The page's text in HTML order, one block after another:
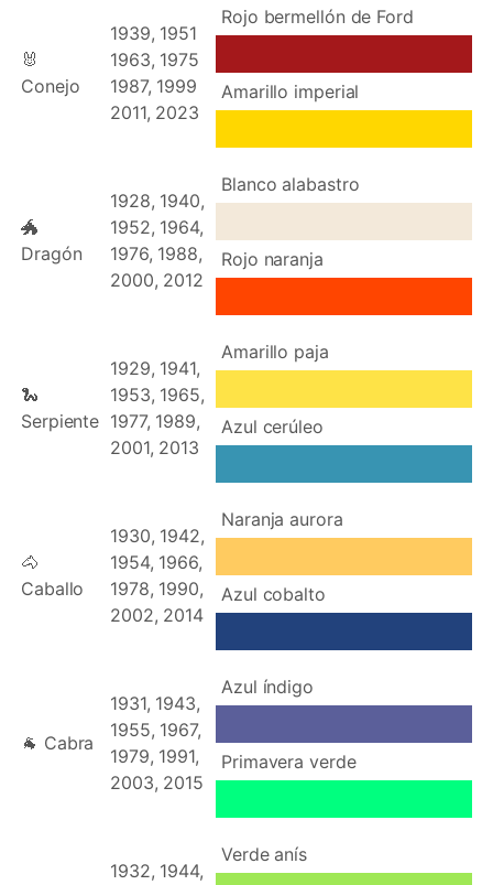
🐰
Conejo
1939, 1951
1963, 1975
1987, 1999
2011, 2023
Rojo bermellón de Ford
Amarillo imperial
🐲
Dragón
1928, 1940,
1952, 1964,
1976, 1988,
2000, 2012
Blanco alabastro
Rojo naranja
🐍
Serpiente
1929, 1941,
1953, 1965,
1977, 1989,
2001, 2013
Amarillo paja
Azul cerúleo
🐴
Caballo
1930, 1942,
1954, 1966,
1978, 1990,
2002, 2014
Naranja aurora
Azul cobalto
🐐 Cabra
1931, 1943,
1955, 1967,
1979, 1991,
2003, 2015
Azul índigo
Primavera verde
1932, 1944,
Verde anís